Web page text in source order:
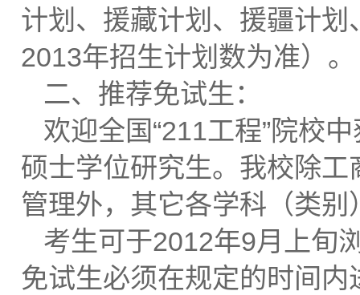
计划、援藏计划、援疆计
2013年招生计划数为准）。
二、推荐免试生：
欢迎全国“211工程”院校
硕士学位研究生。我校除
管理外，其它各学科（类
考生可于2012年9月上旬
免试生必须在规定的时间